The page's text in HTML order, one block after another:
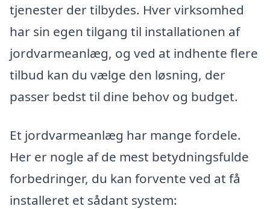
tjenester der tilbydes. Hver virksomhed
har sin egen tilgang til installationen af
jordvarmeanlæg, og ved at indhente flere
tilbud kan du vælge den løsning, der
passer bedst til dine behov og budget.
Et jordvarmeanlæg har mange fordele.
Her er nogle af de mest betydningsfulde
forbedringer, du kan forvente ved at få
installeret et sådant system: